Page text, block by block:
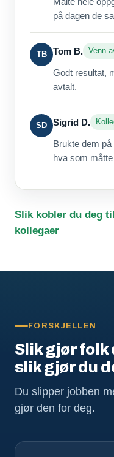
på dagen de
TB Tom B. Venn
Godt resultat,
avtalt.
SD Sigrid D.
Brukte dem
hva som
Slik kobler du deg
kollegaer
FORSKJELLEN
Slik gjør folk
slik gjør du
Du slipper jobben
gjør den for deg.